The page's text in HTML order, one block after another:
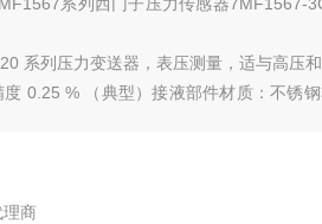
系列压力变送器，表压测量，适与高压和
0.25 % （典型）接液部件材质：不锈钢
理商